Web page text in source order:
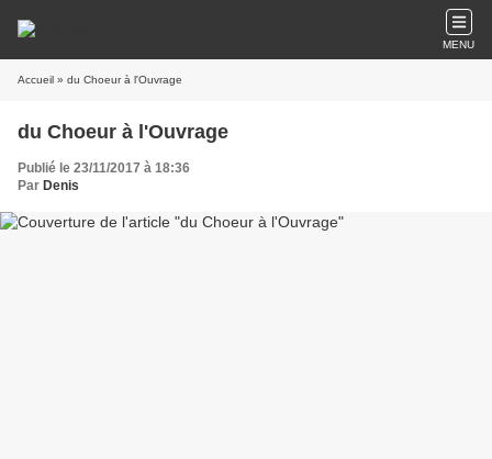
MENU
Accueil » du Choeur à l'Ouvrage
du Choeur à l'Ouvrage
Publié le 23/11/2017 à 18:36
Par Denis